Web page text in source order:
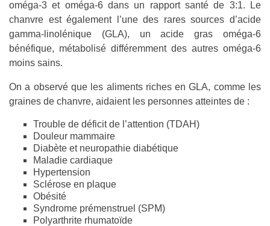
oméga-3 et oméga-6 dans un rapport santé de 3:1. Le
chanvre est également l’une des rares sources d’acide
gamma-linolénique (GLA), un acide gras oméga-6
bénéfique, métabolisé différemment des autres oméga-6
moins sains.
On a observé que les aliments riches en GLA, comme les
graines de chanvre, aidaient les personnes atteintes de :
Trouble de déficit de l’attention (TDAH)
Douleur mammaire
Diabète et neuropathie diabétique
Maladie cardiaque
Hypertension
Sclérose en plaque
Obésité
Syndrome prémenstruel (SPM)
Polyarthrite rhumatoïde